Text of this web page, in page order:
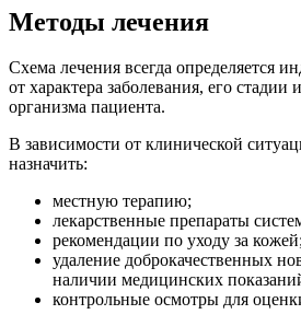
Методы лечения
Схема лечения всегда определяется
от характера заболевания, его стадии
организма пациента.
В зависимости от клинической
назначить:
местную терапию;
лекарственные препараты
рекомендации по уходу за
удаление доброкачественных
наличии медицинских
контрольные осмотры для